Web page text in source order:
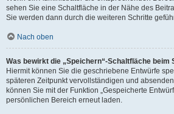
sehen Sie eine Schaltfläche in der Nähe des
Sie werden dann durch die weiteren Schritte
Nach oben
Was bewirkt die „Speichern“-Schaltfläche
Hiermit können Sie die geschriebene Entwürfe
späteren Zeitpunkt vervollständigen und
können Sie mit der Funktion „Gespeicherte
persönlichen Bereich erneut laden.